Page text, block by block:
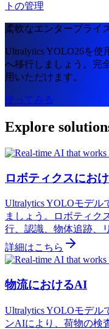
トの管理
柔軟なエンタープライ
Ultralytics YOLO26を
へ移行しましょう。完
用いただけます。
使ってみる
Explore
ロボティクスにお
Ultralytics YOLOモデル
ましょう。ロボティク
行、認識、物体追跡、
詳細はこちら
物流におけるAI
Ultralytics YOLOモデル
ンAIにより、荷物の検